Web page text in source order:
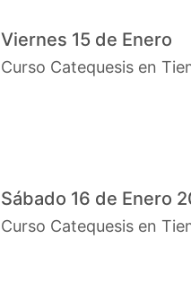
Viernes 15 de Enero
Curso Catequesis en
Sábado 16 de Enero
Curso Catequesis en